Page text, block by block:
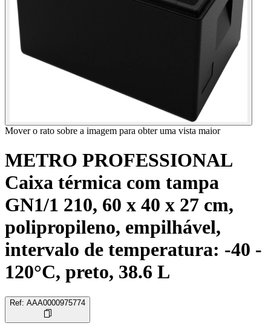
Mover o rato sobre a imagem para obter uma vista maior
METRO PROFESSIONAL
Caixa térmica com tampa
GN1/1 210, 60 x 40 x 27 cm,
polipropileno, empilhável,
intervalo de temperatura: -40 -
120°C, preto, 38.6 L
Ref: AAA0000975774